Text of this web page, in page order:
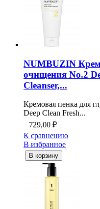
NUMBUZIN
очищения No.2
Cleanser,...
Кремовая пенка для
Deep Clean Fresh...
729,00 ₽
К сравнению
В избранное
В корзину